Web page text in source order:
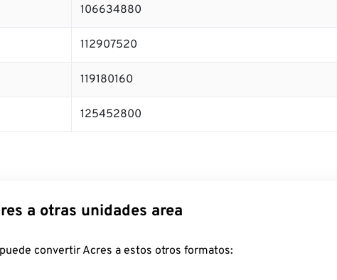
106634880
112907520
119180160
125452800
a otras unidades area
convertir Acres a estos otros formatos: